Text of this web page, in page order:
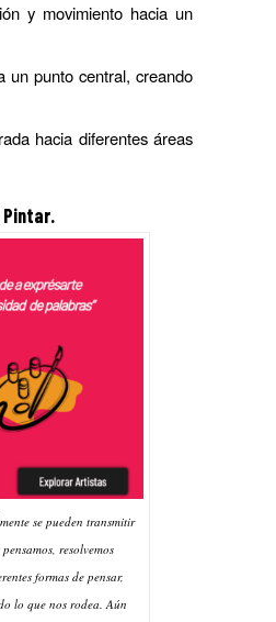
y movimiento hacia un
un punto central, creando
hacia diferentes áreas
Pintar.
se pueden transmitir
resolvemos
formas de pensar,
lo que nos rodea. Aún